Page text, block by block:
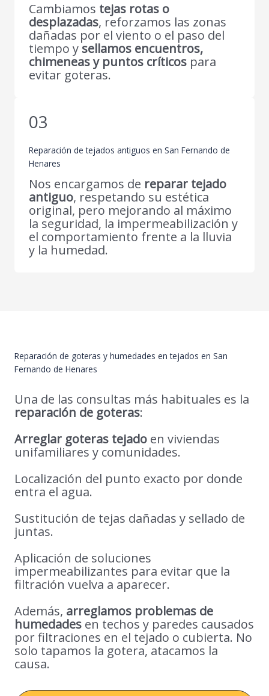
Cambiamos tejas rotas o
desplazadas, reforzamos las zonas
dañadas por el viento o el paso del
tiempo y sellamos encuentros,
chimeneas y puntos críticos para
evitar goteras.
03
Reparación de tejados antiguos en San Fernando de
Henares
Nos encargamos de reparar tejado
antiguo, respetando su estética
original, pero mejorando al máximo
la seguridad, la impermeabilización y
el comportamiento frente a la lluvia
y la humedad.
Reparación de goteras y humedades en tejados en San
Fernando de Henares
Una de las consultas más habituales es la
reparación de goteras:
Arreglar goteras tejado en viviendas
unifamiliares y comunidades.
Localización del punto exacto por donde
entra el agua.
Sustitución de tejas dañadas y sellado de
juntas.
Aplicación de soluciones
impermeabilizantes para evitar que la
filtración vuelva a aparecer.
Además, arreglamos problemas de
humedades en techos y paredes causados
por filtraciones en el tejado o cubierta. No
solo tapamos la gotera, atacamos la
causa.